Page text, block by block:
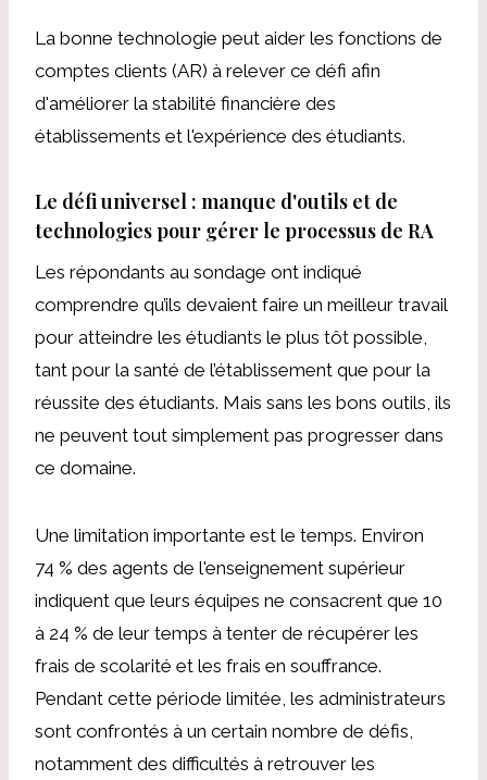
La bonne technologie peut aider les fonctions de
comptes clients (AR) à relever ce défi afin
d'améliorer la stabilité financière des
établissements et l'expérience des étudiants.
Le défi universel : manque d'outils et de
technologies pour gérer le processus de RA
Les répondants au sondage ont indiqué
comprendre qu’ils devaient faire un meilleur travail
pour atteindre les étudiants le plus tôt possible,
tant pour la santé de l’établissement que pour la
réussite des étudiants. Mais sans les bons outils, ils
ne peuvent tout simplement pas progresser dans
ce domaine.
Une limitation importante est le temps. Environ
74 % des agents de l'enseignement supérieur
indiquent que leurs équipes ne consacrent que 10
à 24 % de leur temps à tenter de récupérer les
frais de scolarité et les frais en souffrance.
Pendant cette période limitée, les administrateurs
sont confrontés à un certain nombre de défis,
notamment des difficultés à retrouver les